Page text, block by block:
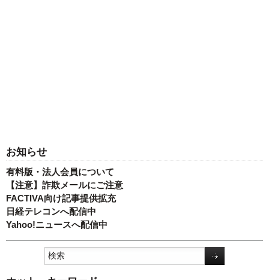
お知らせ
有料版・法人会員について
【注意】詐欺メールにご注意
FACTIVA向け記事提供拡充
日経テレコンへ配信中
Yahoo!ニュースへ配信中